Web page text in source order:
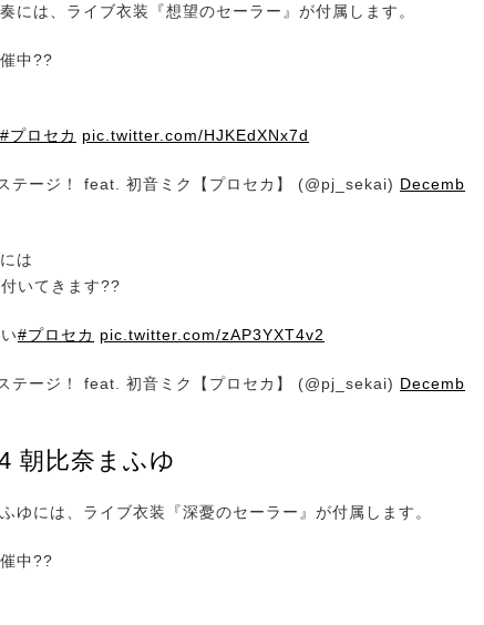
は、ライブ衣装『想望のセーラー』が付属します。
中??
#プロセカ pic.twitter.com/HJKEdXNx7d
テージ！ feat. 初音ミク【プロセカ】 (@pj_sekai) Decemb
は
いてきます??
#プロセカ pic.twitter.com/zAP3YXT4v2
テージ！ feat. 初音ミク【プロセカ】 (@pj_sekai) Decemb
朝比奈まふゆ
には、ライブ衣装『深憂のセーラー』が付属します。
中??